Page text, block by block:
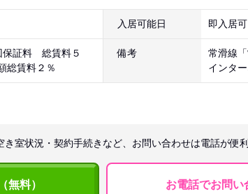
入居可能日 即入居可
保証料 総賃料５
賃料２％
備考
常滑線
インタ
き室状況・契約手続きなど、お問い合わせは電話が便利
無料） お電話でお問い